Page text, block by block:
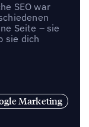
SEO war
Seite – sie
sie dich
Marketing